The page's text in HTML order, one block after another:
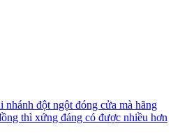
đột ngột đóng cửa mà hãng
thì xứng đáng có được nhiều hơn